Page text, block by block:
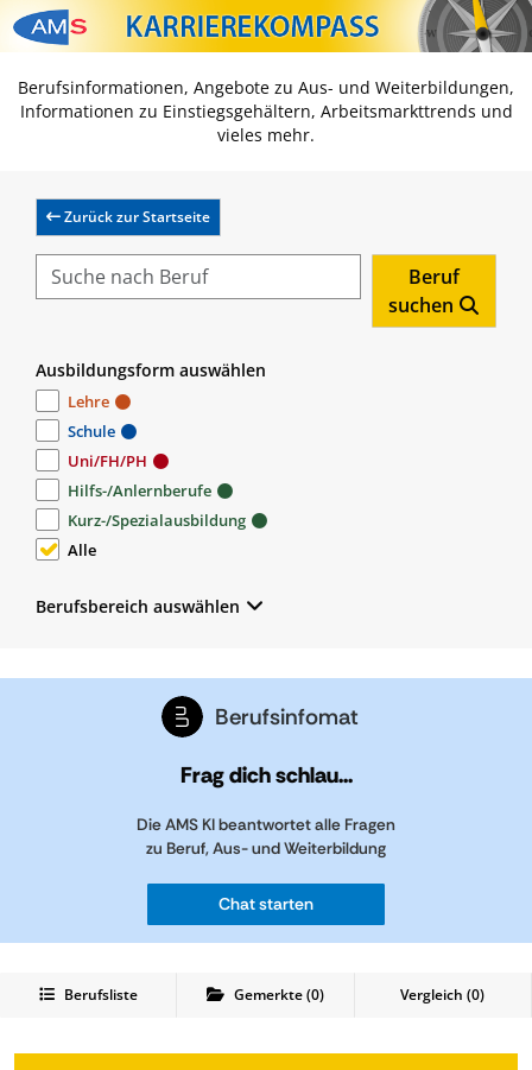
Zum Inhalt springen
Zum Navmenü springen
Zur Suche springen
Zur Footer springen
Berufsinformationen, Angebote zu Aus- und Weiterbildungen,
Informationen zu Einstiegsgehältern, Arbeitsmarkttrends und
vieles mehr.
Zurück zur Startseite
Beruf
suchen
Ausbildungsform auswählen
Lehre
Schule
Uni/FH/PH
Hilfs-/Anlernberufe
Kurz-/Spezialausbildung
Alle
Berufsbereich auswählen
Berufsinfomat
Frag dich schlau...
Die AMS KI beantwortet alle Fragen
zu Beruf, Aus- und Weiterbildung
Chat starten
Berufsliste Gemerkte(0) Vergleich (0)